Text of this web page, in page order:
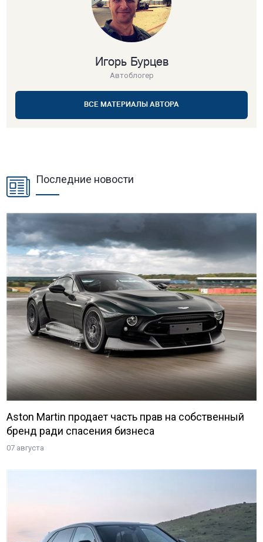
Игорь Бурцев
Автоблогер
ВСЕ МАТЕРИАЛЫ АВТОРА
Последние новости
Aston Martin продает часть прав на собственный
бренд ради спасения бизнеса
07 августа